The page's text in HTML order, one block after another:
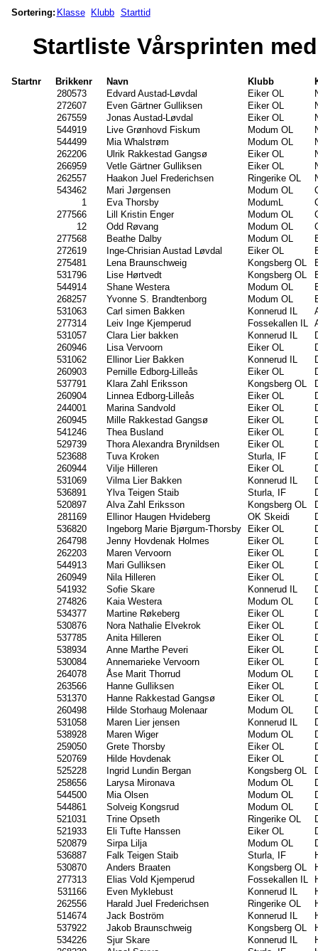
Sortering: Klasse Klubb Starttid
Startliste Vårsprinten
Startnr Brikkenr Navn Klubb
280573
Edvard Austad-Løvdal Eiker OL
272607
Even Gärtner Gulliksen Eiker OL
267559
Jonas Austad-Løvdal Eiker OL
544919
Live Grønhovd Fiskum Modum OL
544499
Mia Whalstrøm Modum OL
262206
Ulrik Rakkestad Gangsø Eiker OL
266959
Vetle Gärtner Gulliksen Eiker OL
262557
Haakon Juel Frederichsen Ringerike OL
543462
Mari Jørgensen Modum OL
1
Eva Thorsby ModumL
277566
Lill Kristin Enger Modum OL
12
Odd Røvang Modum OL
277568
Beathe Dalby Modum OL
272619
Inge-Chrisian Austad Løvdal Eiker OL
275481
Lena Braunschweig Kongsberg OL
531796
Lise Hørtvedt Kongsberg OL
544914
Shane Westera Modum OL
268257
Yvonne S. Brandtenborg Modum OL
531063
Carl simen Bakken Konnerud IL
277314
Leiv Inge Kjemperud Fossekallen IL
531057
Clara Lier bakken Konnerud IL
260946
Lisa Vervoorn Eiker OL
531062
Ellinor Lier Bakken Konnerud IL
260903
Pernille Edborg-Lilleås Eiker OL
537791
Klara Zahl Eriksson Kongsberg OL
260904
Linnea Edborg-Lilleås Eiker OL
244001
Marina Sandvold Eiker OL
260945
Mille Rakkestad Gangsø Eiker OL
541246
Thea Busland Eiker OL
529739
Thora Alexandra Brynildsen Eiker OL
523688
Tuva Kroken Sturla, IF
260944
Vilje Hilleren Eiker OL
531069
Vilma Lier Bakken Konnerud IL
536891
Ylva Teigen Staib Sturla, IF
520897
Alva Zahl Eriksson Kongsberg OL
281169
Ellinor Haugen Hvideberg OK Skeidi
536820
Ingeborg Marie Bjørgum-Thorsby Eiker OL
264798
Jenny Hovdenak Holmes Eiker OL
262203
Maren Vervoorn Eiker OL
544913
Mari Gulliksen Eiker OL
260949
Nila Hilleren Eiker OL
541932
Sofie Skare Konnerud IL
274826
Kaia Westera Modum OL
534377
Martine Røkeberg Eiker OL
530876
Nora Nathalie Elvekrok Eiker OL
537785
Anita Hilleren Eiker OL
538934
Anne Marthe Peveri Eiker OL
530084
Annemarieke Vervoorn Eiker OL
264078
Åse Marit Thorrud Modum OL
263566
Hanne Gulliksen Eiker OL
531370
Hanne Rakkestad Gangsø Eiker OL
260498
Hilde Storhaug Molenaar Modum OL
531058
Maren Lier jensen Konnerud IL
538928
Maren Wiger Modum OL
259050
Grete Thorsby Eiker OL
520769
Hilde Hovdenak Eiker OL
525228
Ingrid Lundin Bergan Kongsberg OL
258656
Larysa Mironava Modum OL
544500
Mia Olsen Modum OL
544861
Solveig Kongsrud Modum OL
521031
Trine Opseth Ringerike OL
521933
Eli Tufte Hanssen Eiker OL
520879
Sirpa Lilja Modum OL
536887
Falk Teigen Staib Sturla, IF
530870
Anders Braaten Kongsberg OL
277313
Elias Vold Kjemperud Fossekallen IL
531166
Even Myklebust Konnerud IL
262556
Harald Juel Frederichsen Ringerike OL
514674
Jack Boström Konnerud IL
537922
Jakob Braunschweig Kongsberg OL
534226
Sjur Skare Konnerud IL